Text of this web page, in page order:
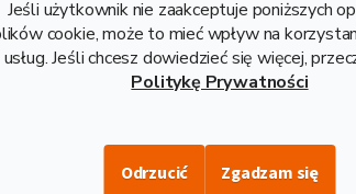
Jeśli użytkownik nie zaakceptuje poniższych
cookie, może to mieć wpływ na
usług. Jeśli chcesz dowiedzieć się więcej,
Politykę Prywatności
Odrzucić Zgadzam się
114,91 zł razem z VAT 93,42 zł
118,41 zł razem z VAT 96,27 zł